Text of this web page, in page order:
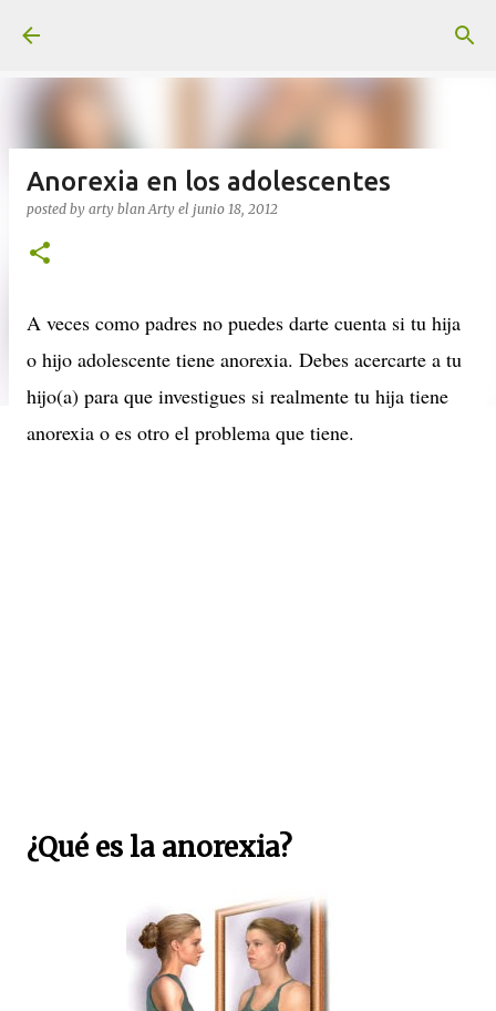
Anorexia en los adolescentes
posted by arty blanArty el junio 18, 2012
A veces como padres no puedes darte cuenta si tu hija
o hijo adolescente tiene anorexia. Debes acercarte a tu
hijo(a) para que investigues si realmente tu hija tiene
anorexia o es otro el problema que tiene.
¿Qué es la anorexia?